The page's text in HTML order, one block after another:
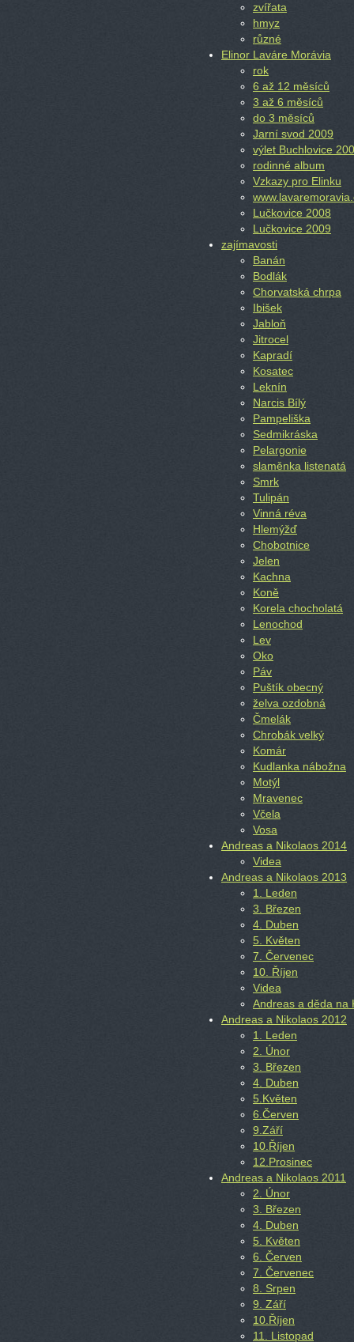
zvířata
hmyz
různé
Elinor Laváre Morávia
rok
6 až 12 měsíců
3 až 6 měsíců
do 3 měsíců
Jarní svod 2009
výlet Buchlovice
rodinné album
Vzkazy pro Elinku
Lučkovice 2008
Lučkovice 2009
zajímavosti
Banán
Bodlák
Chorvatská chrpa
Ibišek
Jabloň
Jitrocel
Kapradí
Kosatec
Leknín
Narcis Bílý
Pampeliška
Sedmikráska
Pelargonie
slaměnka listenatá
Smrk
Tulipán
Vinná réva
Hlemýžď
Chobotnice
Jelen
Kachna
Koně
Korela chocholatá
Lenochod
Lev
Oko
Páv
Puštík obecný
želva ozdobná
Čmelák
Chrobák velký
Komár
Kudlanka nábožna
Motýl
Mravenec
Včela
Vosa
Andreas a Nikolaos 2014
Videa
Andreas a Nikolaos 2013
1. Leden
3. Březen
4. Duben
5. Květen
7. Červenec
10. Říjen
Videa
Andreas a děda na
Andreas a Nikolaos 2012
1. Leden
2. Únor
3. Březen
4. Duben
5.Květen
6.Červen
9.Září
10.Říjen
12.Prosinec
Andreas a Nikolaos 2011
2. Únor
3. Březen
4. Duben
5. Květen
6. Červen
7. Červenec
8. Srpen
9. Září
10.Říjen
11. Listopad